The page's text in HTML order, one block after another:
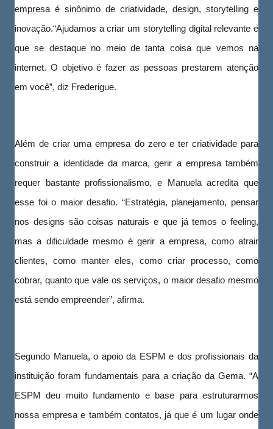
empresa é sinônimo de criatividade, design, storytelling e
inovação.“Ajudamos a criar um storytelling digital relevante e
que se destaque no meio de tanta coisa que vemos na
internet. O objetivo é fazer as pessoas prestarem atenção
em você”, diz Frederigue.
Além de criar uma empresa do zero e ter criatividade para
construir a identidade da marca, gerir a empresa também
requer bastante profissionalismo, e Manuela acredita que
esse foi o maior desafio. “Estratégia, planejamento, pensar
nos designs são coisas naturais e que já temos o feeling,
mas a dificuldade mesmo é gerir a empresa, como atrair
clientes, como manter eles, como criar processo, como
cobrar, quanto que vale os serviços, o maior desafio mesmo
está sendo empreender”, afirma.
Segundo Manuela, o apoio da ESPM e dos profissionais da
instituição foram fundamentais para a criação da Gema. “A
ESPM deu muito fundamento e base para estruturarmos
nossa empresa e também contatos, já que é um lugar onde